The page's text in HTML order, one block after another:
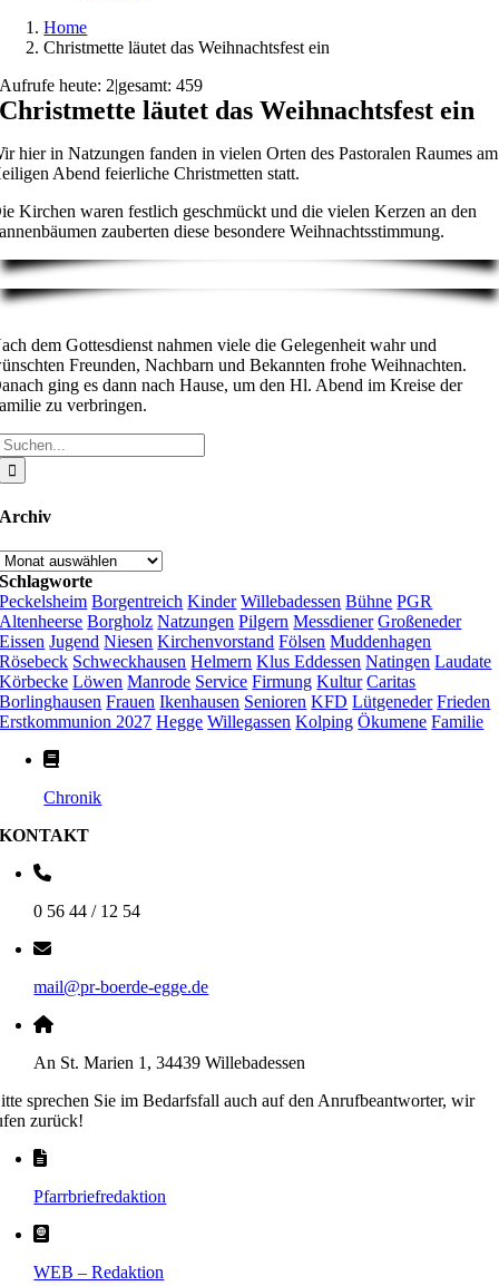
Home
Christmette läutet das Weihnachtsfest ein
Aufrufe heute: 2|gesamt: 459
Christmette läutet das Weihnachtsfest ein
hier in Natzungen fanden in vielen Orten des Pastoralen Raumes am
Abend feierliche Christmetten statt.
Kirchen waren festlich geschmückt und die vielen Kerzen an den
zauberten diese besondere Weihnachtsstimmung.
dem Gottesdienst nahmen viele die Gelegenheit wahr und
Freunden, Nachbarn und Bekannten frohe Weihnachten.
ging es dann nach Hause, um den Hl. Abend im Kreise der
zu verbringen.
Archiv
Schlagworte
Peckelsheim Borgentreich Kinder Willebadessen Bühne PGR
Altenheerse Borgholz Natzungen Pilgern Messdiener Großeneder
Eissen Jugend Niesen Kirchenvorstand Fölsen Muddenhagen
Rösebeck Schweckhausen Helmern Klus Eddessen Natingen Laudate
Körbecke Löwen Manrode Service Firmung Kultur Caritas
Borlinghausen Frauen Ikenhausen Senioren KFD Lütgeneder Frieden
Erstkommunion 2027 Hegge Willegassen Kolping Ökumene Familie
Chronik
KONTAKT
0 56 44 / 12 54
mail@pr-boerde-egge.de
An St. Marien 1, 34439 Willebadessen
sprechen Sie im Bedarfsfall auch auf den Anrufbeantworter, wir
zurück!
Pfarrbriefredaktion
WEB – Redaktion